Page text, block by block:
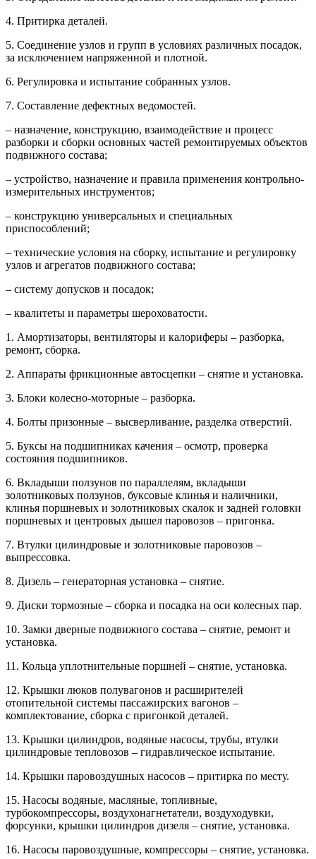
4. Притирка деталей.
5. Соединение узлов и групп в условиях различных посадок,
за исключением напряженной и плотной.
6. Регулировка и испытание собранных узлов.
7. Составление дефектных ведомостей.
– назначение, конструкцию, взаимодействие и процесс
разборки и сборки основных частей ремонтируемых объектов
подвижного состава;
– устройство, назначение и правила применения контрольно-
измерительных инструментов;
– конструкцию универсальных и специальных
приспособлений;
– технические условия на сборку, испытание и регулировку
узлов и агрегатов подвижного состава;
– систему допусков и посадок;
– квалитеты и параметры шероховатости.
1. Амортизаторы, вентиляторы и калориферы – разборка,
ремонт, сборка.
2. Аппараты фрикционные автосцепки – снятие и установка.
3. Блоки колесно-моторные – разборка.
4. Болты призонные – высверливание, разделка отверстий.
5. Буксы на подшипниках качения – осмотр, проверка
состояния подшипников.
6. Вкладыши ползунов по параллелям, вкладыши
золотниковых ползунов, буксовые клинья и наличники,
клинья поршневых и золотниковых скалок и задней головки
поршневых и центровых дышел паровозов – пригонка.
7. Втулки цилиндровые и золотниковые паровозов –
выпрессовка.
8. Дизель – генераторная установка – снятие.
9. Диски тормозные – сборка и посадка на оси колесных пар.
10. Замки дверные подвижного состава – снятие, ремонт и
установка.
11. Кольца уплотнительные поршней – снятие, установка.
12. Крышки люков полувагонов и расширителей
отопительной системы пассажирских вагонов –
комплектование, сборка с пригонкой деталей.
13. Крышки цилиндров, водяные насосы, трубы, втулки
цилиндровые тепловозов – гидравлическое испытание.
14. Крышки паровоздушных насосов – притирка по месту.
15. Насосы водяные, масляные, топливные,
турбокомпрессоры, воздухонагнетатели, воздуходувки,
форсунки, крышки цилиндров дизеля – снятие, установка.
16. Насосы паровоздушные, компрессоры – снятие, установка.